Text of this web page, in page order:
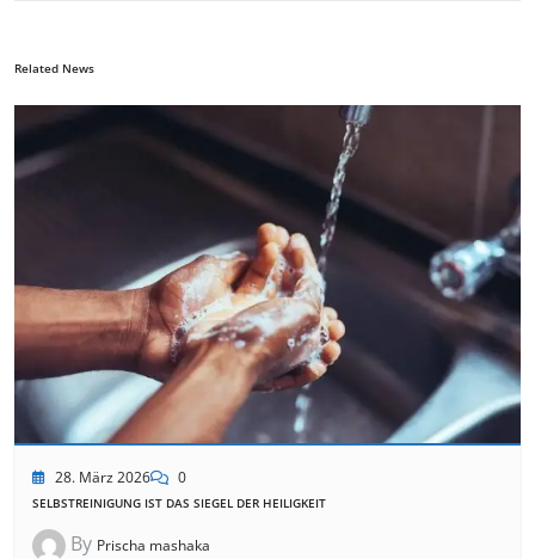
Related News
28. März 2026 0
SELBSTREINIGUNG IST DAS SIEGEL DER HEILIGKEIT
By Prischa mashaka